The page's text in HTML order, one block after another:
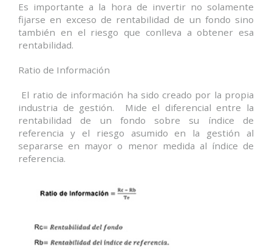
Es importante a la hora de invertir no solamente
fijarse en exceso de rentabilidad de un fondo sino
también en el riesgo que conlleva a obtener esa
rentabilidad.
Ratio de Información
El ratio de información ha sido creado por la propia
industria de gestión. Mide el diferencial entre la
rentabilidad de un fondo sobre su índice de
referencia y el riesgo asumido en la gestión al
separarse en mayor o menor medida al índice de
referencia.